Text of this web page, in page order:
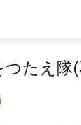
つたえ隊